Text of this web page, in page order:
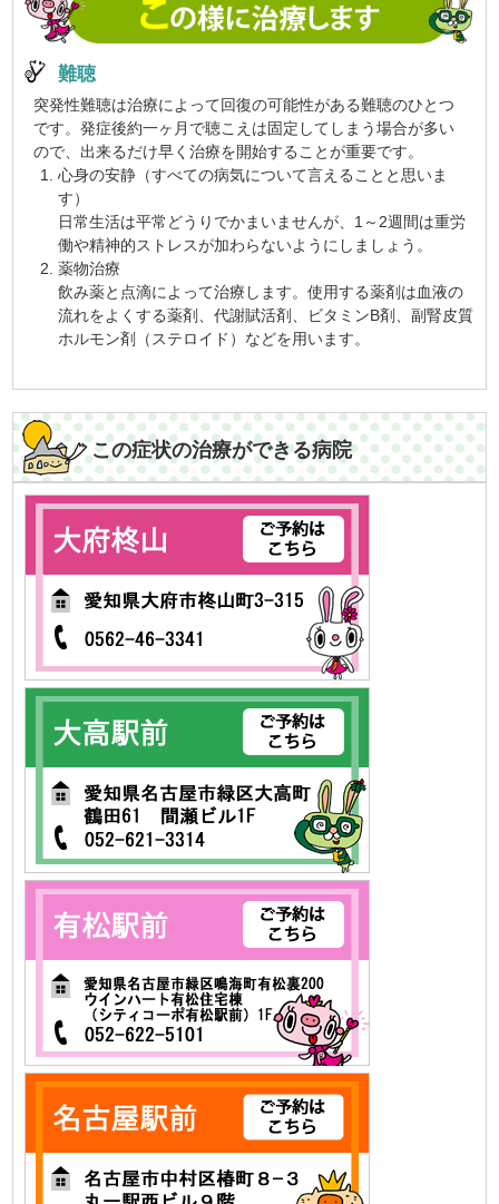
難聴
突発性難聴は治療によって回復の可能性がある難聴のひとつ
です。発症後約一ヶ月で聴こえは固定してしまう場合が多い
ので、出来るだけ早く治療を開始することが重要です。
心身の安静（すべての病気について言えることと思いま
す）
日常生活は平常どうりでかまいませんが、1～2週間は重労
働や精神的ストレスが加わらないようにしましょう。
薬物治療
飲み薬と点滴によって治療します。使用する薬剤は血液の
流れをよくする薬剤、代謝賦活剤、ビタミンB剤、副腎皮質
ホルモン剤（ステロイド）などを用います。
この症状の治療ができる病院